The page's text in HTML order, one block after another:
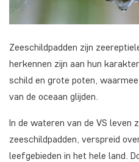
Zeeschildpadden zijn
herkennen zijn aan hun
schild en grote poten,
van de oceaan glijden.
In de wateren van de VS leven
zeeschildpadden, verspreid
leefgebieden in het hele land.